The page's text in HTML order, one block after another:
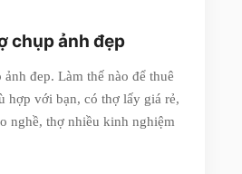
chụp ảnh đẹp
đep. Làm thế nào để thuê
hợp với bạn, có thợ lấy giá rẻ,
nghề, thợ nhiều kinh nghiệm